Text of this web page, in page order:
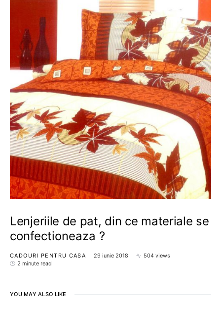
Lenjeriile de pat, din ce materiale se
confectioneaza ?
CADOURI PENTRU CASA 29 iunie 2018
504 views
2 minute read
YOU MAY ALSO LIKE